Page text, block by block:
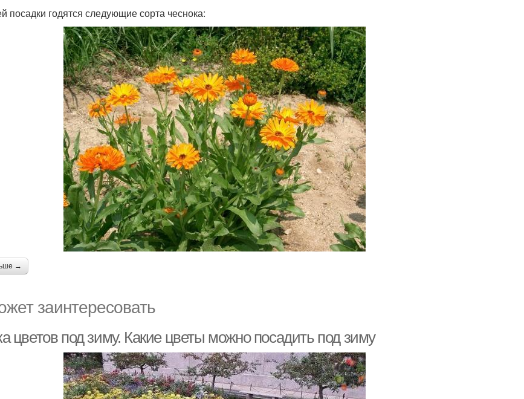
посадки годятся следующие сорта чеснока:
→
заинтересовать
цветов под зиму. Какие цветы можно посадить под зиму